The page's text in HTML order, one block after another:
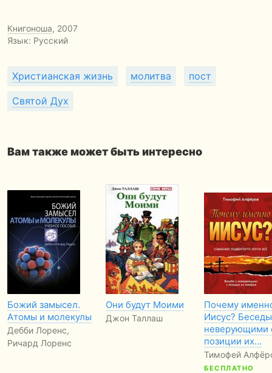
Книгоноша, 2007
Язык: Русский
Христианская жизнь молитва пост
Святой Дух
Вам также может быть интересно
Божий замысел.
Атомы и молекулы
Дебби Лоренс,
Ричард Лоренс
Они будут Моими
Джон Таллаш
Почему
Иисус?
неверующими
позиции их…
Тимофей
БЕСПЛАТНО